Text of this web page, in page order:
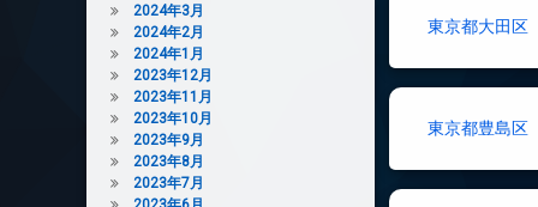
東京都大田区
東京都豊島区
2024年3月
2024年2月
2024年1月
2023年12月
2023年11月
2023年10月
2023年9月
2023年8月
2023年7月